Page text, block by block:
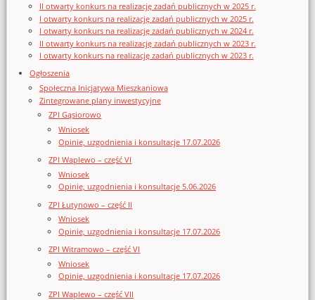
II otwarty konkurs na realizację zadań publicznych w 2025 r.
I otwarty konkurs na realizację zadań publicznych w 2025 r.
I otwarty konkurs na realizację zadań publicznych w 2024 r.
II otwarty konkurs na realizację zadań publicznych w 2023 r.
I otwarty konkurs na realizację zadań publicznych w 2023 r.
Ogłoszenia
Społeczna Inicjatywa Mieszkaniowa
Zintegrowane plany inwestycyjne
ZPI Gąsiorowo
Wniosek
Opinie, uzgodnienia i konsultacje 17.07.2026
ZPI Waplewo – część VI
Wniosek
Opinie, uzgodnienia i konsultacje 5.06.2026
ZPI Łutynowo – część II
Wniosek
Opinie, uzgodnienia i konsultacje 17.07.2026
ZPI Witramowo – część VI
Wniosek
Opinie, uzgodnienia i konsultacje 17.07.2026
ZPI Waplewo – część VII